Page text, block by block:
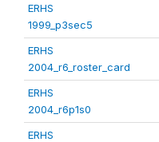
ERHS
1999_p3sec5
ERHS
2004_r6_roster_card
ERHS
2004_r6p1s0
ERHS